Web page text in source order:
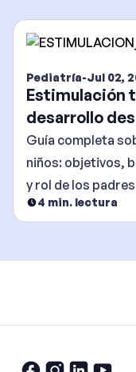
Pediatría-Jul 02,
Estimulación
desarrollo
Guía completa
niños: objetivos,
y rol de los
4 min. lectura